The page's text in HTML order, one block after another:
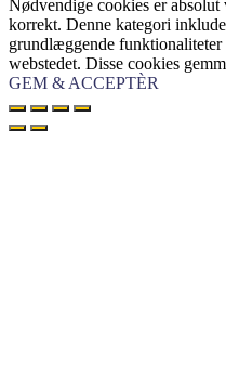
Nødvendige cookies er
korrekt. Denne kategori
grundlæggende
webstedet. Disse cookies
GEM & ACCEPTÈR